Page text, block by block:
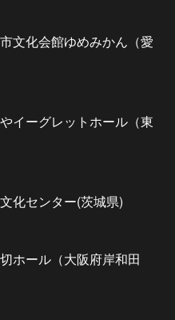
文化会館ゆめみかん（愛
イーグレットホール（東
化センター(茨城県)
ホール（大阪府岸和田